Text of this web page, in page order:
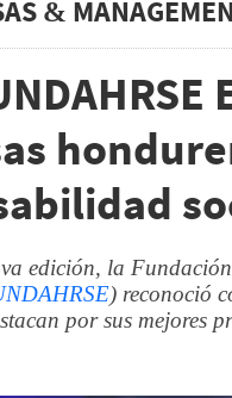
&
edición, la
) reconoció
por sus mejores